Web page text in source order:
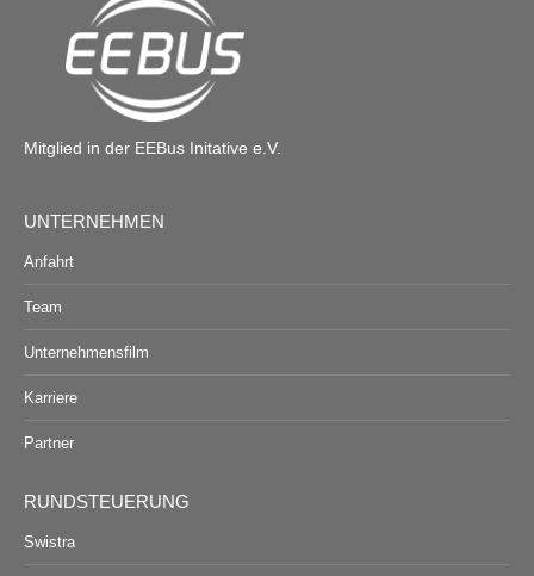
Mitglied in der EEBus Initative e.V.
UNTERNEHMEN
Anfahrt
Team
Unternehmensfilm
Karriere
Partner
RUNDSTEUERUNG
Swistra